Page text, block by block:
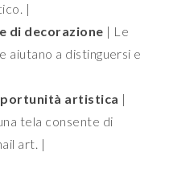
|
di decorazione | Le
aiutano a distinguersi e
artistica |
tela consente di
art. |